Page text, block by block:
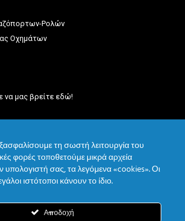
Ρολών
Οχημάτων
να μας βρείτε εδώ!
τη σωστή λειτουργία του
φορές τοποθετούμε μικρά αρχεία
σας, τα λεγόμενα «cookies». Οι
ιστότοποι κάνουν το ίδιο.
Αποδοχή